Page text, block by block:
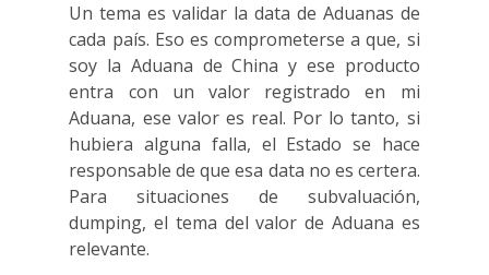
Un tema es validar la data de Aduanas de
cada país. Eso es comprometerse a que, si
soy la Aduana de China y ese producto
entra con un valor registrado en mi
Aduana, ese valor es real. Por lo tanto, si
hubiera alguna falla, el Estado se hace
responsable de que esa data no es certera.
Para situaciones de subvaluación,
dumping, el tema del valor de Aduana es
relevante.